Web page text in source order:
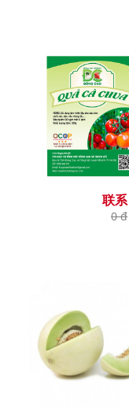
联系
0 đ